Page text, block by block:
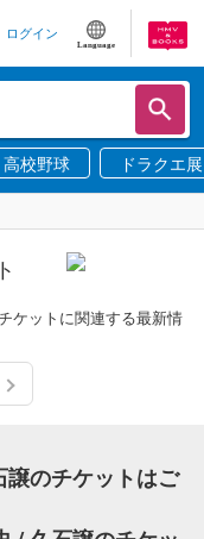
ログイン
Language
高校野球 ドラクエ展
ケットに関連する最新情
譲のチケットはご